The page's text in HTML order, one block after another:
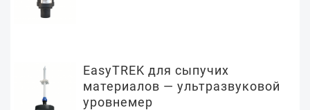
EasyTREK для сыпучих
материалов — ультразвуковой
уровнемер